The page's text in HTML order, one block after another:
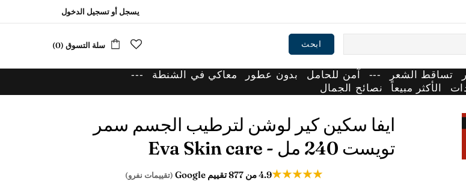
يسجل أو تسجيل الدخول
ابحث سلة التسوق (0)
تساقط الشعر --- آمن للحامل بدون عطور معاكي في الشنطة
---
الأكثر مبيعاً نصائح الجمال
ايفا سكين كير لوشن لترطيب الجسم سمر
تويست 240 مل - Eva Skin care
★★★★★
4.9من 877 تقييم Google (تقييمات نفرو)